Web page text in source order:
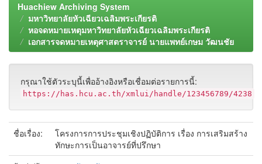
Huachiew Archiving System
มหาวิทยาลัยหัวเฉียวเฉลิมพระเกียรติ
หอจดหมายเหตุมหาวิทยาลัยหัวเฉียวเฉลิมพระเกียรติ
เอกสารจดหมายเหตุศาสตราจารย์ นายแพทย์เกษม วัฒนชัย
กรุณาใช้ตัวระบุนี้เพื่ออ้างอิงหรือเชื่อมต่อรายการนี้:
https://has.hcu.ac.th/xmlui/handle/123456789/4238
ชื่อเรื่อง:
โครงการการประชุมเชิงปฏิบัติการ เรื่อง การเสริมสร้าง
ทักษะการเป็นอาจารย์ที่ปรึกษา